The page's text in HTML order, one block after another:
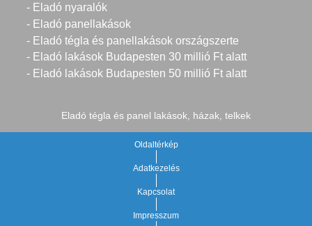
- Eladó nyaralók
- Eladó panellakások
- Eladó tégla és panellakások országszerte
- Eladó lakások Budapesten 30 millió Ft alatt
- Eladó lakások Budapesten 50 millió Ft alatt
Eladó tégla és panel lakások, házak, telkek
Oldaltérkép
Adatkezelés
Kapcsolat
Impresszum